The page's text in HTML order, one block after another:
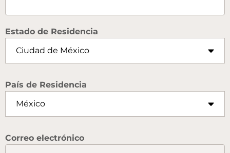
Estado de Residencia
País de Residencia
Correo electrónico